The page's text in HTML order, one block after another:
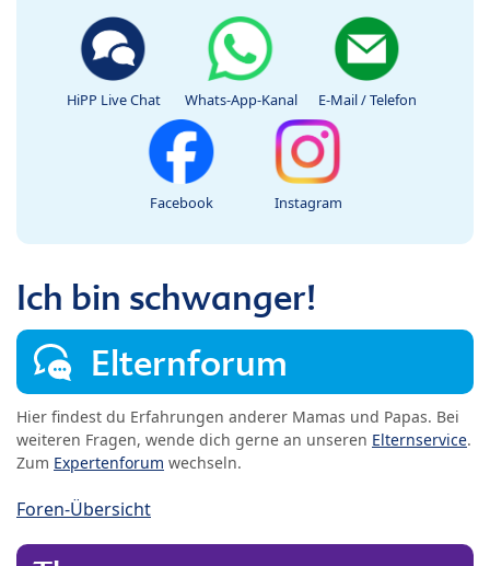
HiPP Live Chat Whats-App-Kanal E-Mail / Telefon
Facebook Instagram
Ich bin schwanger!
Elternforum
Hier findest du Erfahrungen anderer Mamas und Papas. Bei
weiteren Fragen, wende dich gerne an unseren Elternservice.
Zum Expertenforum wechseln.
Foren-Übersicht